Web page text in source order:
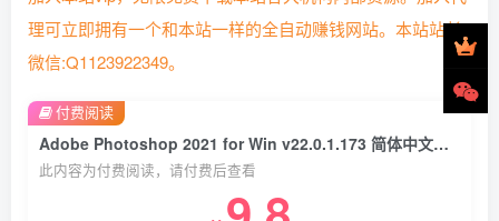
理可立即拥有一个和本站一样的全自动赚钱网站。本站站长
微信:Q1123922349。
Adobe Photoshop 2021 for Win v22.0.1.173 简体中文破解版下载
此内容为付费阅读，请付费后查看
付费阅读